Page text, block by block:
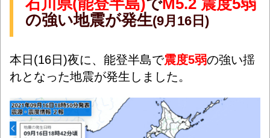
石川県(能登半島)でM5.2 震度5弱
の強い地震が発生(9月16日)
本日(16日)夜に、能登半島で震度5弱の強い揺
れとなった地震が発生しました。